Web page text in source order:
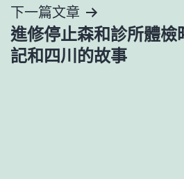
覽
下一篇文章
進修停止森和診所體檢
記和四川的故事